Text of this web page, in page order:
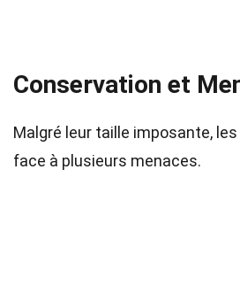
Conservation et
Malgré leur taille imposante,
face à plusieurs menaces.